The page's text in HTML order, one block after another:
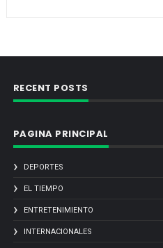
RECENT POSTS
PAGINA PRINCIPAL
DEPORTES
EL TIEMPO
ENTRETENIMIENTO
INTERNACIONALES